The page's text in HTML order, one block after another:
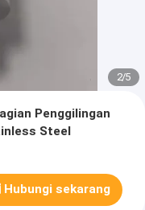
2/5
Penggilingan
Steel
Hubungi sekarang